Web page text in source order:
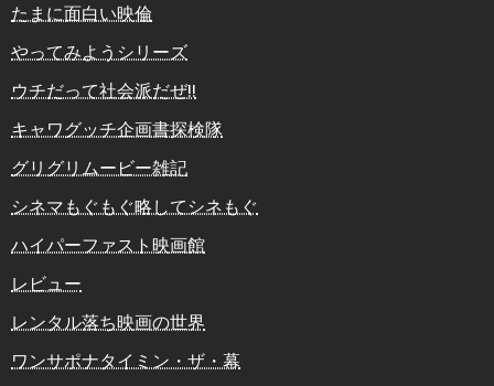
たまに面白い映倫
やってみようシリーズ
ウチだって社会派だぜ!!
キャワグッチ企画書探検隊
グリグリムービー雑記
シネマもぐもぐ略してシネもぐ
ハイパーファスト映画館
レビュー
レンタル落ち映画の世界
ワンサポナタイミン・ザ・幕